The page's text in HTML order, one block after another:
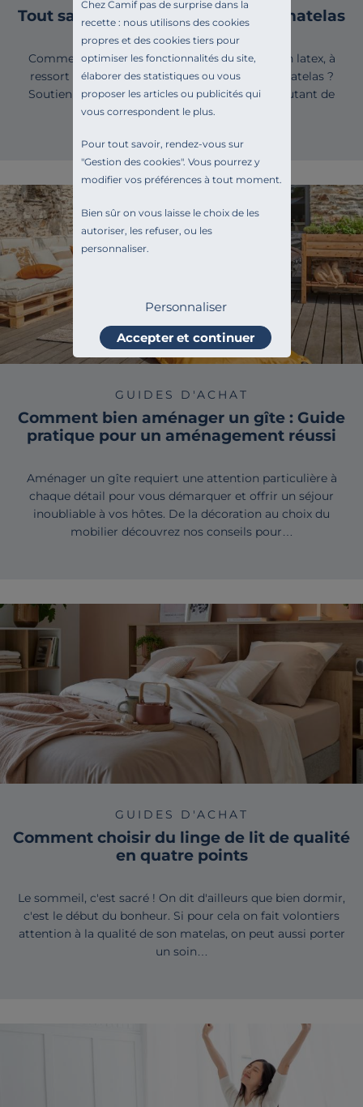
Tout savoir pour bien choisir son matelas
Comment choisir un bon matelas ? Matelas en latex, à
ressort ou en mousse ? Quelle épaisseur de matelas ?
Soutien souple ou ferme, accueil moelleux... Autant de
termes à décrypter pour…
GUIDES D'ACHAT
Comment bien aménager un gîte : Guide
pratique pour un aménagement réussi
Aménager un gîte requiert une attention particulière à
chaque détail pour vous démarquer et offrir un séjour
inoubliable à vos hôtes. De la décoration au choix du
mobilier découvrez nos conseils pour…
GUIDES D'ACHAT
Comment choisir du linge de lit de qualité
en quatre points
Le sommeil, c'est sacré ! On dit d'ailleurs que bien dormir,
c'est le début du bonheur. Si pour cela on fait volontiers
attention à la qualité de son matelas, on peut aussi porter
un soin…
Chez Camif pas de surprise dans la
recette : nous utilisons des cookies
propres et des cookies tiers pour
optimiser les fonctionnalités du site,
élaborer des statistiques ou vous
proposer les articles ou publicités qui
vous correspondent le plus.
Pour tout savoir, rendez-vous sur
"Gestion des cookies". Vous pourrez y
modifier vos préférences à tout moment.
Bien sûr on vous laisse le choix de les
autoriser, les refuser, ou les
personnaliser.
Personnaliser
Accepter et continuer